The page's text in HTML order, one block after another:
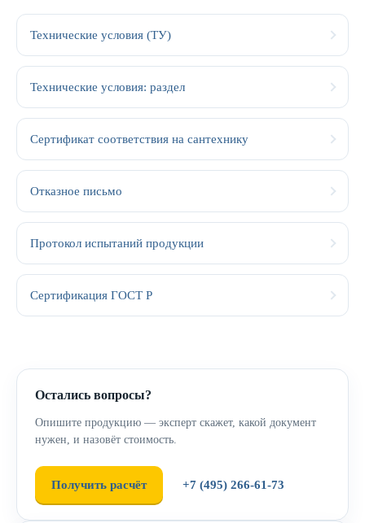
Технические условия (ТУ)
Технические условия: раздел
Сертификат соответствия на сантехнику
Отказное письмо
Протокол испытаний продукции
Сертификация ГОСТ Р
Остались вопросы?
Опишите продукцию — эксперт скажет, какой документ
нужен, и назовёт стоимость.
Получить расчёт +7 (495) 266-61-73